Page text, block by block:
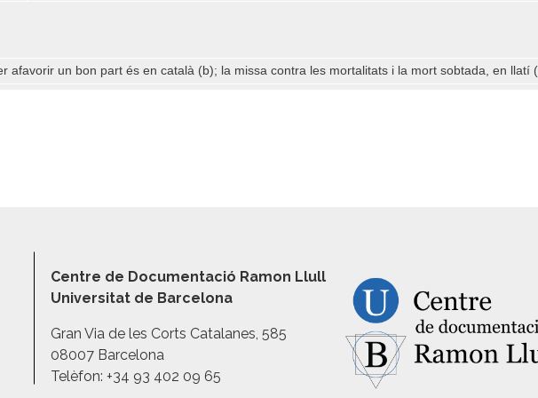
afavorir un bon part és en català (b); la missa contra les mortalitats i la mort sobtada, en llatí
Centre de Documentació Ramon Llull
Universitat de Barcelona
Gran Via de les Corts Catalanes, 585
08007 Barcelona
Telèfon: +34 93 402 09 65